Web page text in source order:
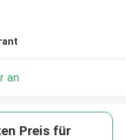
an
Preis für